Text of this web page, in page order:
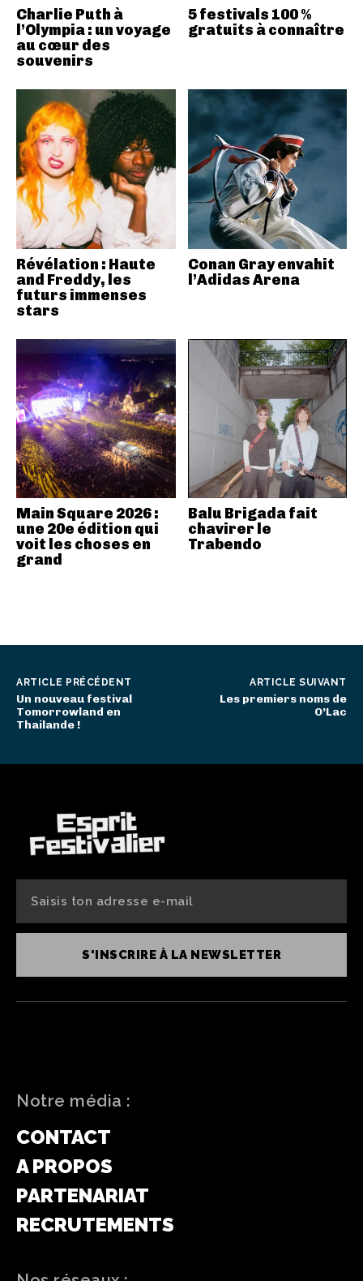
Charlie Puth à
l’Olympia : un voyage
au cœur des
souvenirs
5 festivals 100 %
gratuits à connaître
Révélation : Haute
and Freddy, les
futurs immenses
stars
Conan Gray envahit
l’Adidas Arena
Main Square 2026 :
une 20e édition qui
voit les choses en
grand
Balu Brigada fait
chavirer le
Trabendo
ARTICLE PRÉCÉDENT
Un nouveau festival
Tomorrowland en
Thailande !
ARTICLE SUIVANT
Les premiers noms de
O’Lac
S'INSCRIRE À LA NEWSLETTER
Notre média :
CONTACT
A PROPOS
PARTENARIAT
RECRUTEMENTS